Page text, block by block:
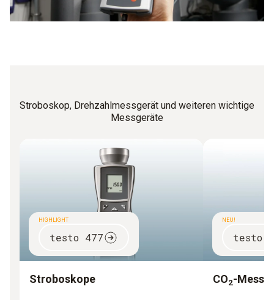
Stroboskop, Drehzahlmessgerät und weiteren wichtige
Messgeräte
HIGHLIGHT
testo 477
Stroboskope
NEU!
testo
CO2-